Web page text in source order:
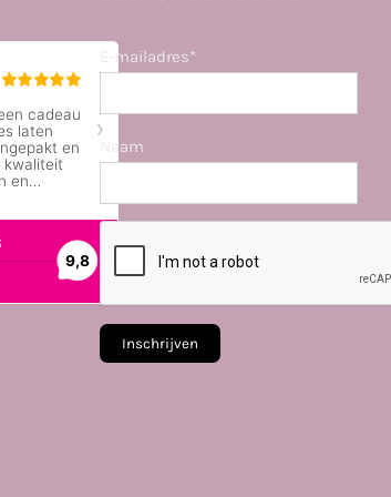
E-mailadres*
Naam